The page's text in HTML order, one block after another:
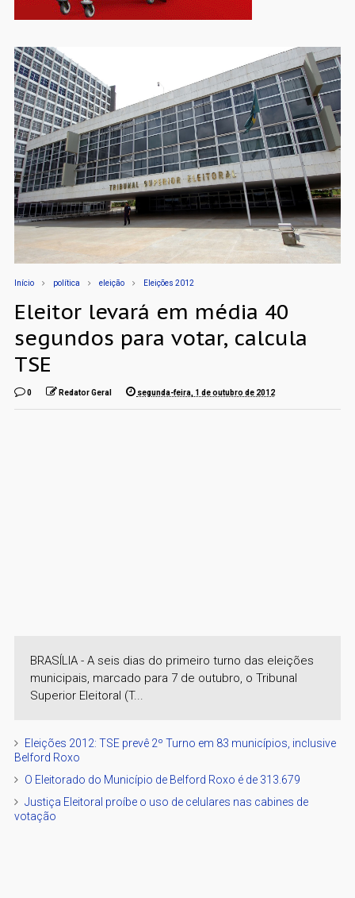
Início política eleição Eleições 2012
Eleitor levará em média 40
segundos para votar, calcula
TSE
0 Redator Geral segunda-feira, 1 de outubro de 2012
BRASÍLIA - A seis dias do primeiro turno das eleições
municipais, marcado para 7 de outubro, o Tribunal
Superior Eleitoral (T...
Eleições 2012: TSE prevê 2º Turno em 83 municípios, inclusive
Belford Roxo
O Eleitorado do Município de Belford Roxo é de 313.679
Justiça Eleitoral proíbe o uso de celulares nas cabines de
votação